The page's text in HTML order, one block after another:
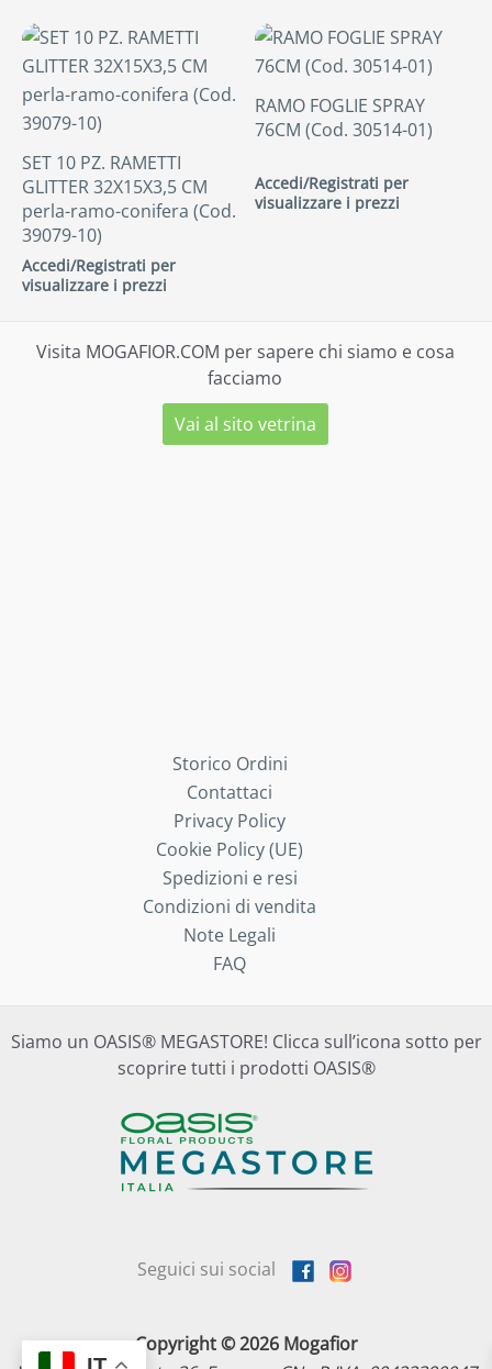
RAMO FOGLIE SPRAY
76CM (Cod. 30514-01)
Accedi/Registrati per
visualizzare i prezzi
SET 10 PZ. RAMETTI
GLITTER 32X15X3,5 CM
perla-ramo-conifera (Cod.
39079-10)
Accedi/Registrati per
visualizzare i prezzi
Visita MOGAFIOR.COM per sapere chi siamo e cosa
facciamo
Vai al sito vetrina
Storico Ordini
Contattaci
Privacy Policy
Cookie Policy (UE)
Spedizioni e resi
Condizioni di vendita
Note Legali
FAQ
Siamo un OASIS® MEGASTORE! Clicca sull’icona sotto per
scoprire tutti i prodotti OASIS®
Seguici sui social
Copyright © 2026 Mogafior